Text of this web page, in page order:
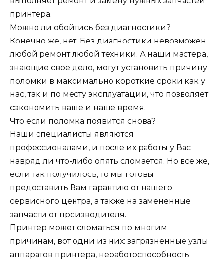
принтера.
Можно ли обойтись без диагностики?
Конечно же, нет. Без диагностики невозможен
любой ремонт любой техники. А наши мастера,
знающие свое дело, могут установить причину
поломки в максимально короткие сроки как у
нас, так и по месту эксплуатации, что позволяет
сэкономить ваше и наше время.
Что если поломка появится снова?
Наши специалисты являются
профессионалами, и после их работы у Вас
навряд ли что-либо опять сломается. Но все же,
если так получилось, то мы готовы
предоставить Вам гарантию от нашего
сервисного центра, а также на замененные
запчасти от производителя.
Принтер может сломаться по многим
причинам, вот одни из них: загрязненные узлы
аппаратов принтера, неработоспособность